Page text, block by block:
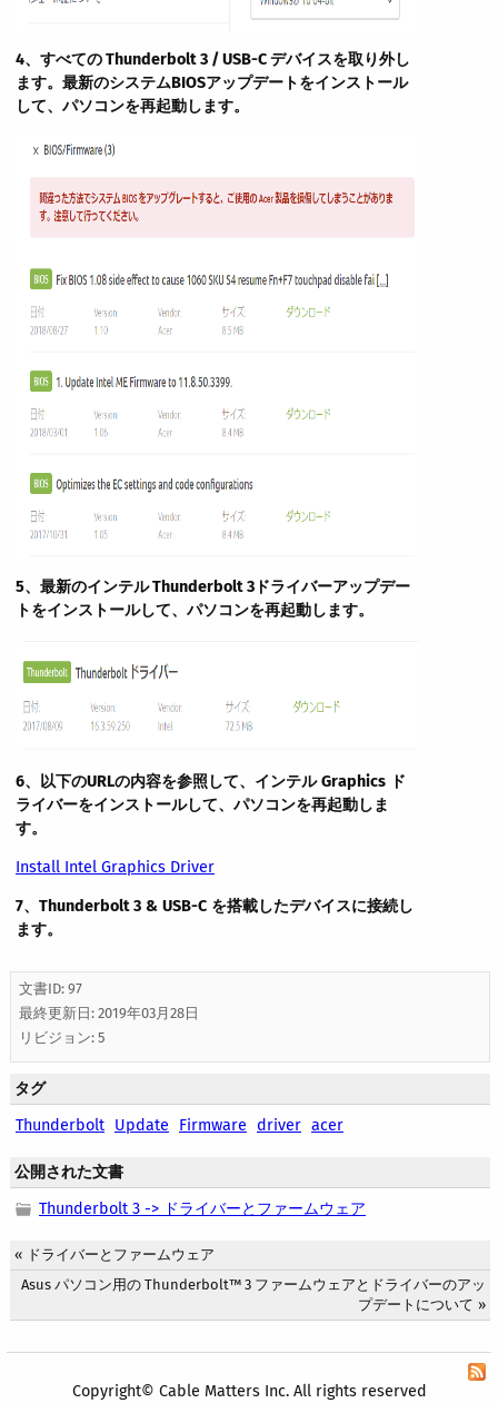
4、 すべての Thunderbolt 3 / USB-C デバイスを取り外し
ます。 最新のシステムBIOSアップデートをインストール
して、パソコンを再起動します。
5、 最新のインテル Thunderbolt3 ドライバーアップデー
トをインストールして、パソコンを再起動します。
6、 以下のURLの内容を参照して、 インテル Graphics ド
ライバーをインストールして、パソコンを再起動しま
す。
Install Intel Graphics Driver
7、 Thunderbolt 3 & USB-C を搭載したデバイスに接続し
ます。
文書ID: 97
最終更新日: 2019年03月28日
リビジョン: 5
タグ
Thunderbolt Update Firmware driver acer
公開された文書
Thunderbolt 3 -> ドライバーとファームウェア
« ドライバーとファームウェア
Asus パソコン用の Thunderbolt™ 3 ファームウェアとドライバーのアッ
プデートについて »
Copyright© Cable Matters Inc. All rights reserved